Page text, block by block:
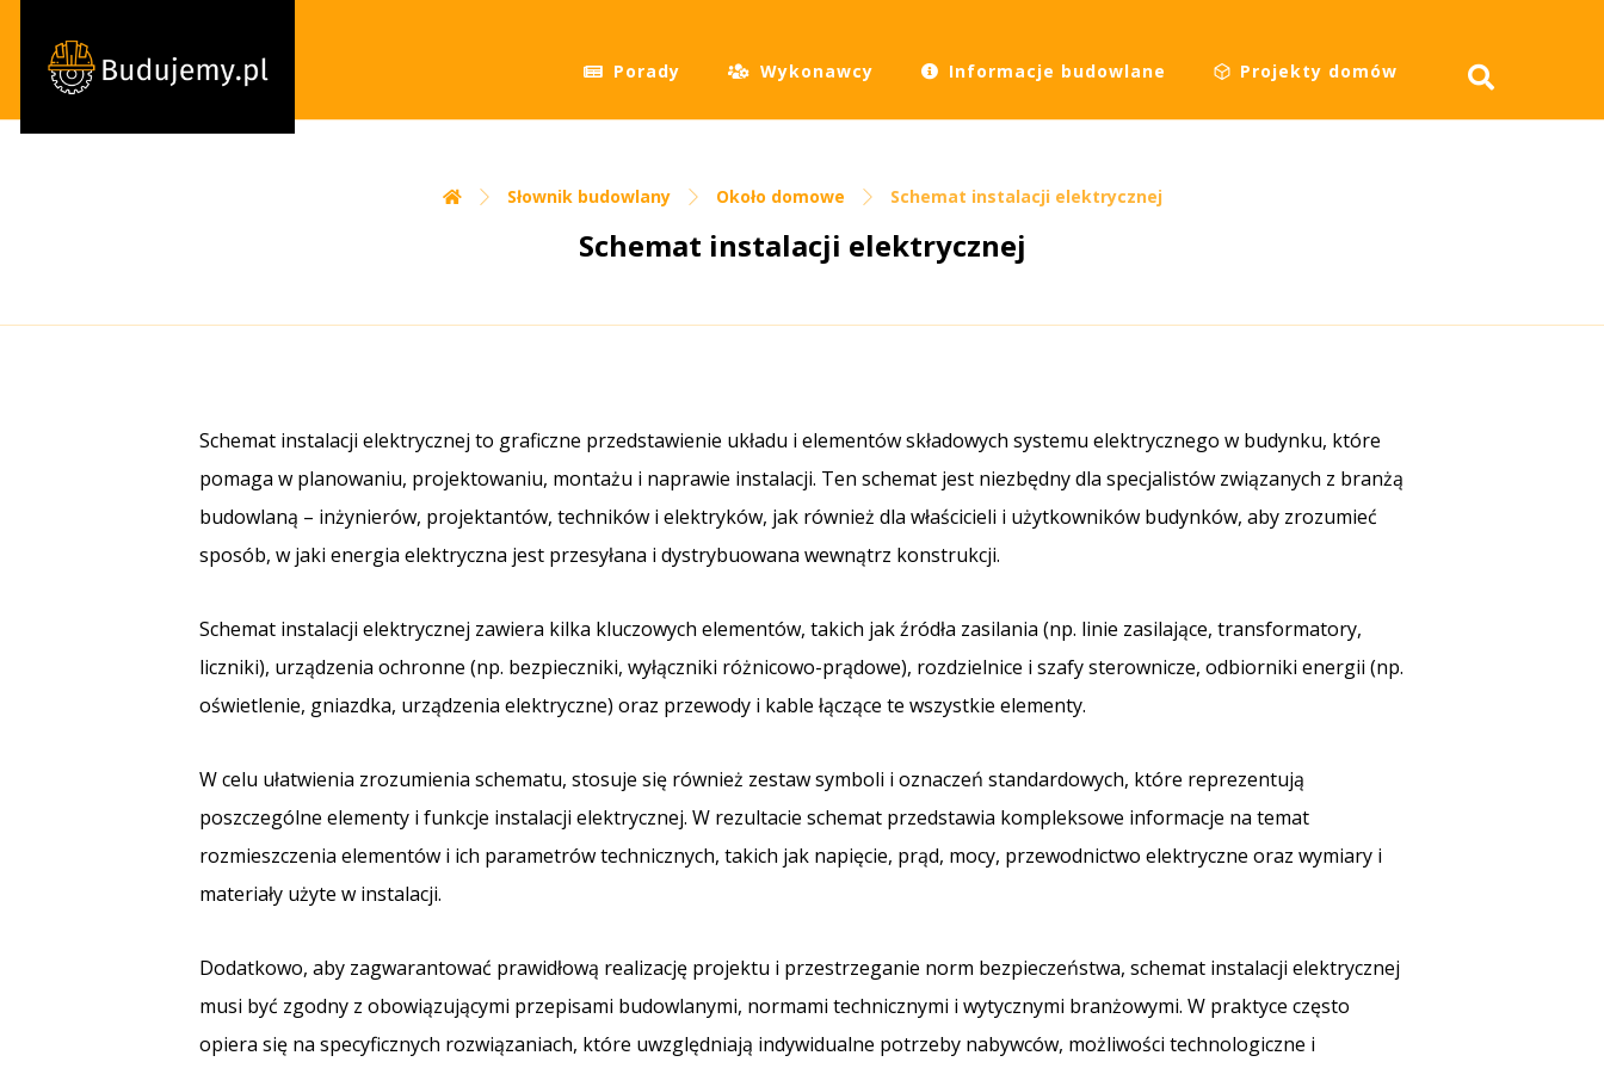
Porady Wykonawcy Informacje budowlane Projekty domów
Słownik budowlany Około domowe Schemat instalacji elektrycznej
Schemat instalacji elektrycznej
Schemat instalacji elektrycznej to graficzne przedstawienie układu i elementów składowych systemu elektrycznego w budynku, które
pomaga w planowaniu, projektowaniu, montażu i naprawie instalacji. Ten schemat jest niezbędny dla specjalistów związanych z branżą
budowlaną – inżynierów, projektantów, techników i elektryków, jak również dla właścicieli i użytkowników budynków, aby zrozumieć
sposób, w jaki energia elektryczna jest przesyłana i dystrybuowana wewnątrz konstrukcji.
Schemat instalacji elektrycznej zawiera kilka kluczowych elementów, takich jak źródła zasilania (np. linie zasilające, transformatory,
liczniki), urządzenia ochronne (np. bezpieczniki, wyłączniki różnicowo-prądowe), rozdzielnice i szafy sterownicze, odbiorniki energii (np.
oświetlenie, gniazdka, urządzenia elektryczne) oraz przewody i kable łączące te wszystkie elementy.
W celu ułatwienia zrozumienia schematu, stosuje się również zestaw symboli i oznaczeń standardowych, które reprezentują
poszczególne elementy i funkcje instalacji elektrycznej. W rezultacie schemat przedstawia kompleksowe informacje na temat
rozmieszczenia elementów i ich parametrów technicznych, takich jak napięcie, prąd, mocy, przewodnictwo elektryczne oraz wymiary i
materiały użyte w instalacji.
Dodatkowo, aby zagwarantować prawidłową realizację projektu i przestrzeganie norm bezpieczeństwa, schemat instalacji elektrycznej
musi być zgodny z obowiązującymi przepisami budowlanymi, normami technicznymi i wytycznymi branżowymi. W praktyce często
opiera się na specyficznych rozwiązaniach, które uwzględniają indywidualne potrzeby nabywców, możliwości technologiczne i